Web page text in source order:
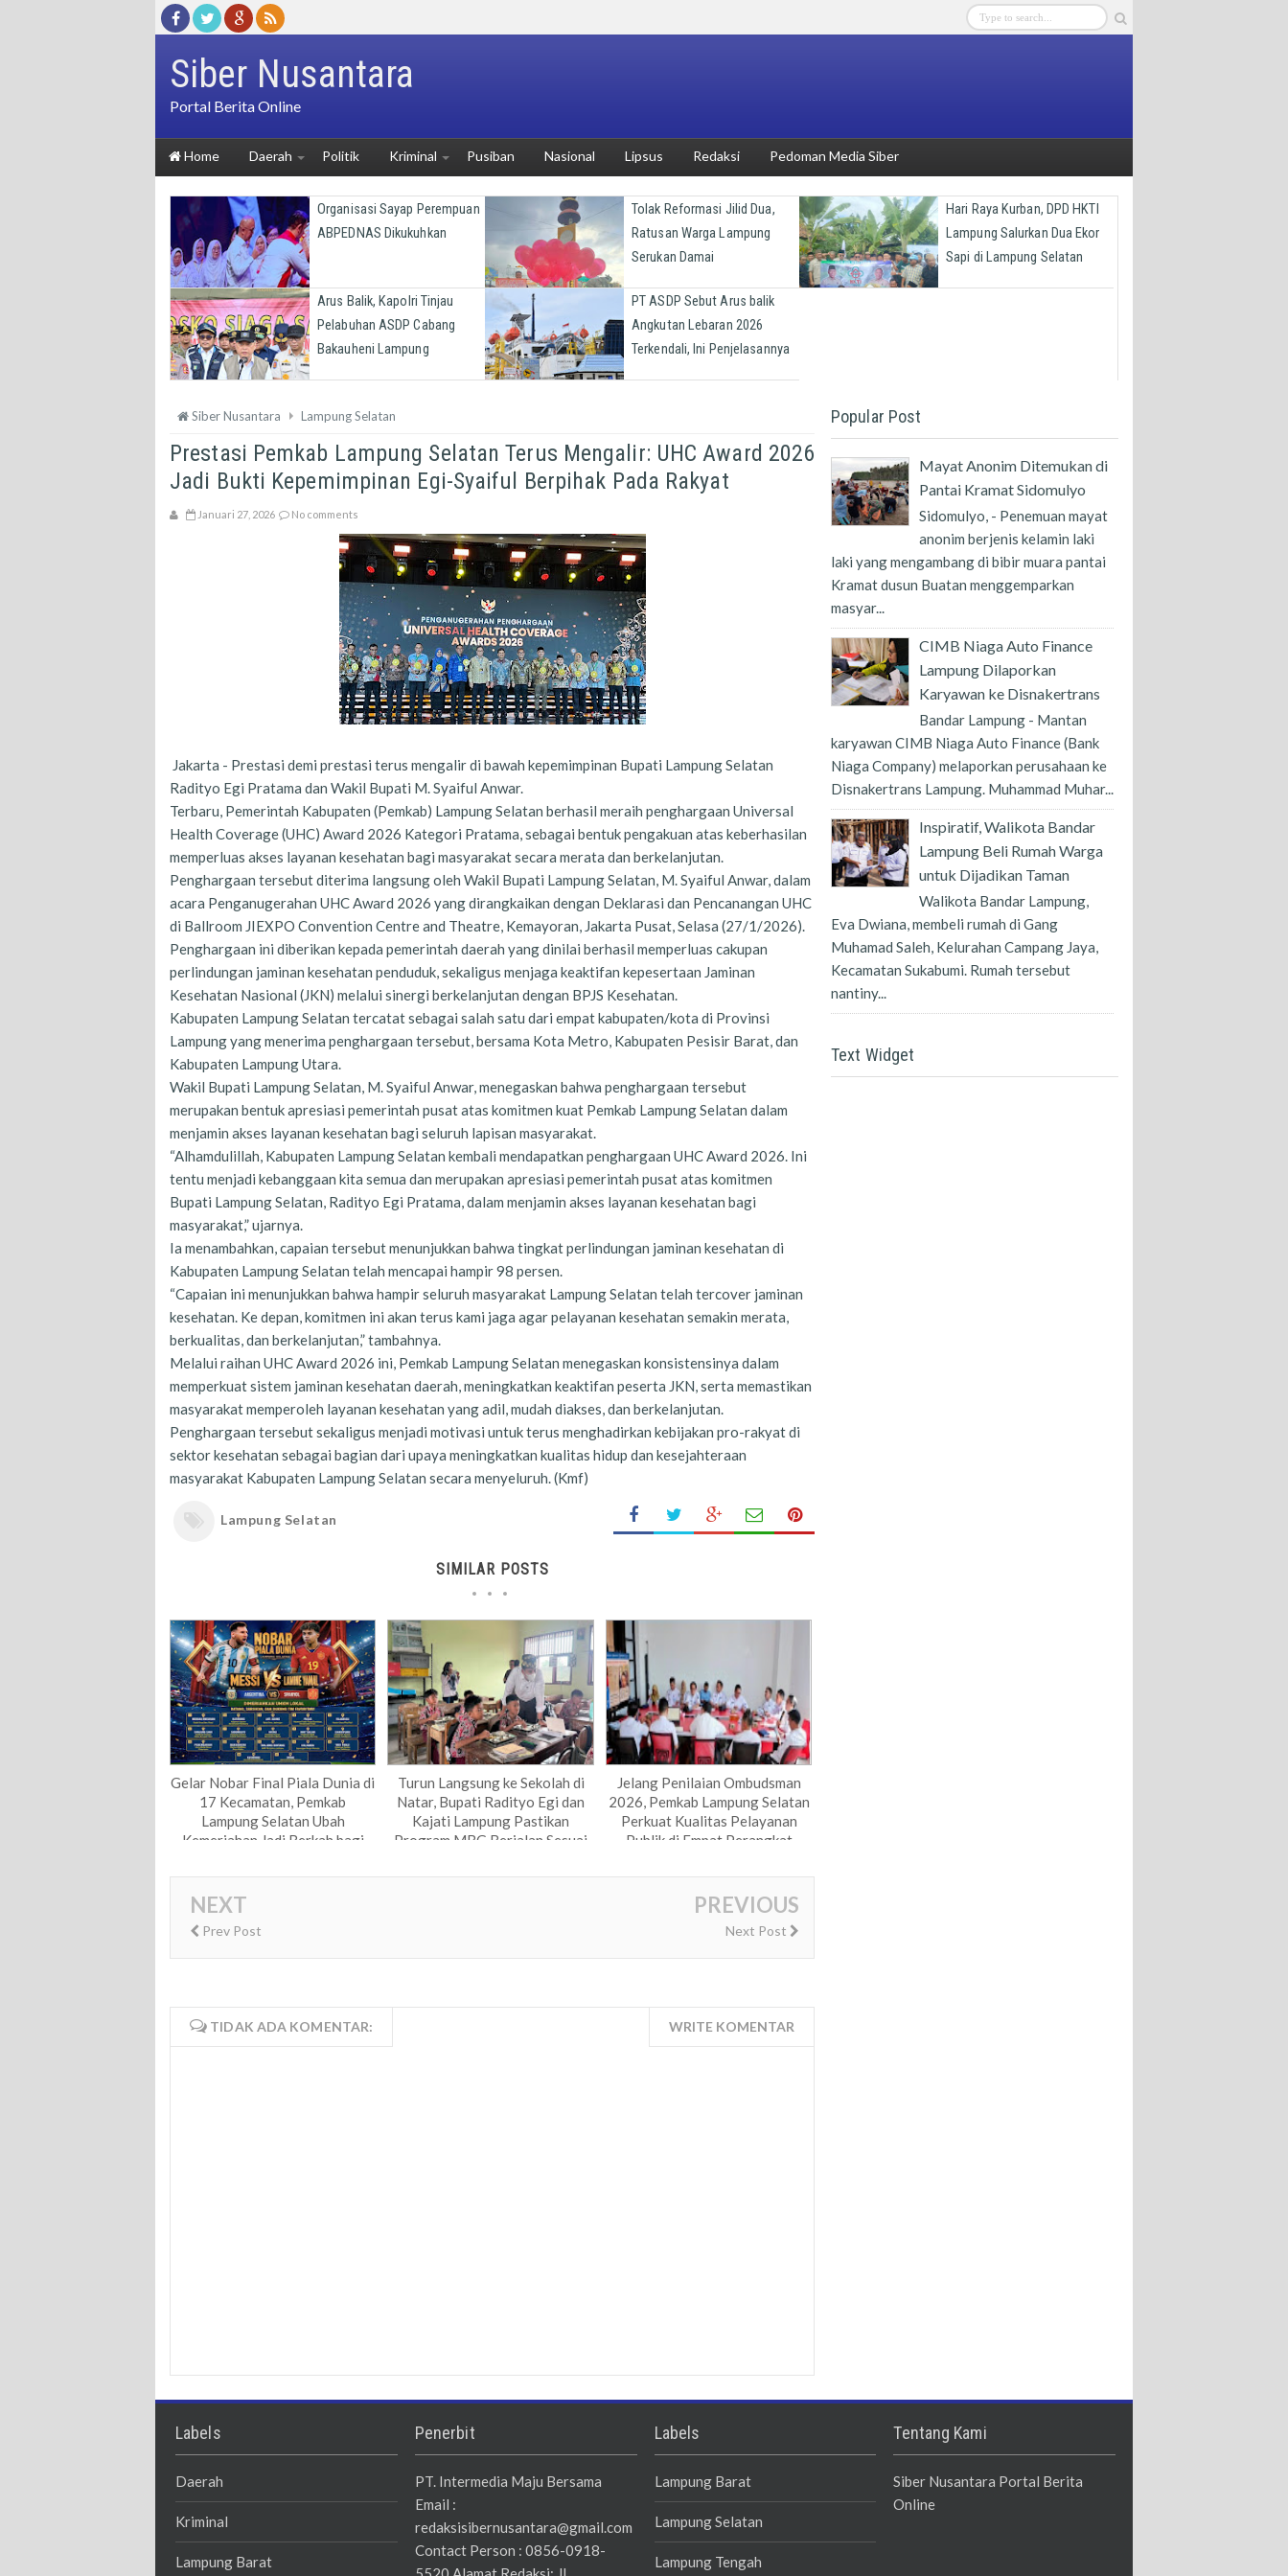
Siber Nusantara
Portal Berita Online
Home Daerah Politik Kriminal Pusiban Nasional Lipsus Redaksi Pedoman Media Siber
Organisasi Sayap Perempuan
ABPEDNAS Dikukuhkan
Tolak Reformasi Jilid Dua,
Ratusan Warga Lampung
Serukan Damai
Hari Raya Kurban, DPD HKTI
Lampung Salurkan Dua Ekor
Sapi di Lampung Selatan
Arus Balik, Kapolri Tinjau
Pelabuhan ASDP Cabang
Bakauheni Lampung
PT ASDP Sebut Arus balik
Angkutan Lebaran 2026
Terkendali, Ini Penjelasannya
Siber Nusantara Lampung Selatan
Prestasi Pemkab Lampung Selatan Terus Mengalir: UHC Award 2026
Jadi Bukti Kepemimpinan Egi-Syaiful Berpihak Pada Rakyat
Januari 27, 2026 No comments
Jakarta - Prestasi demi prestasi terus mengalir di bawah kepemimpinan Bupati Lampung Selatan
Radityo Egi Pratama dan Wakil Bupati M. Syaiful Anwar.
Terbaru, Pemerintah Kabupaten (Pemkab) Lampung Selatan berhasil meraih penghargaan Universal
Health Coverage (UHC) Award 2026 Kategori Pratama, sebagai bentuk pengakuan atas keberhasilan
memperluas akses layanan kesehatan bagi masyarakat secara merata dan berkelanjutan.
Penghargaan tersebut diterima langsung oleh Wakil Bupati Lampung Selatan, M. Syaiful Anwar, dalam
acara Penganugerahan UHC Award 2026 yang dirangkaikan dengan Deklarasi dan Pencanangan UHC
di Ballroom JIEXPO Convention Centre and Theatre, Kemayoran, Jakarta Pusat, Selasa (27/1/2026).
Penghargaan ini diberikan kepada pemerintah daerah yang dinilai berhasil memperluas cakupan
perlindungan jaminan kesehatan penduduk, sekaligus menjaga keaktifan kepesertaan Jaminan
Kesehatan Nasional (JKN) melalui sinergi berkelanjutan dengan BPJS Kesehatan.
Kabupaten Lampung Selatan tercatat sebagai salah satu dari empat kabupaten/kota di Provinsi
Lampung yang menerima penghargaan tersebut, bersama Kota Metro, Kabupaten Pesisir Barat, dan
Kabupaten Lampung Utara.
Wakil Bupati Lampung Selatan, M. Syaiful Anwar, menegaskan bahwa penghargaan tersebut
merupakan bentuk apresiasi pemerintah pusat atas komitmen kuat Pemkab Lampung Selatan dalam
menjamin akses layanan kesehatan bagi seluruh lapisan masyarakat.
“Alhamdulillah, Kabupaten Lampung Selatan kembali mendapatkan penghargaan UHC Award 2026. Ini
tentu menjadi kebanggaan kita semua dan merupakan apresiasi pemerintah pusat atas komitmen
Bupati Lampung Selatan, Radityo Egi Pratama, dalam menjamin akses layanan kesehatan bagi
masyarakat,” ujarnya.
Ia menambahkan, capaian tersebut menunjukkan bahwa tingkat perlindungan jaminan kesehatan di
Kabupaten Lampung Selatan telah mencapai hampir 98 persen.
“Capaian ini menunjukkan bahwa hampir seluruh masyarakat Lampung Selatan telah tercover jaminan
kesehatan. Ke depan, komitmen ini akan terus kami jaga agar pelayanan kesehatan semakin merata,
berkualitas, dan berkelanjutan,” tambahnya.
Melalui raihan UHC Award 2026 ini, Pemkab Lampung Selatan menegaskan konsistensinya dalam
memperkuat sistem jaminan kesehatan daerah, meningkatkan keaktifan peserta JKN, serta memastikan
masyarakat memperoleh layanan kesehatan yang adil, mudah diakses, dan berkelanjutan.
Penghargaan tersebut sekaligus menjadi motivasi untuk terus menghadirkan kebijakan pro-rakyat di
sektor kesehatan sebagai bagian dari upaya meningkatkan kualitas hidup dan kesejahteraan
masyarakat Kabupaten Lampung Selatan secara menyeluruh. (Kmf)
Lampung Selatan
SIMILAR POSTS
Gelar Nobar Final Piala Dunia di
17 Kecamatan, Pemkab
Lampung Selatan Ubah
Kemeriahan Jadi Berkah bagi
Turun Langsung ke Sekolah di
Natar, Bupati Radityo Egi dan
Kajati Lampung Pastikan
Program MBG Berjalan Sesuai
Jelang Penilaian Ombudsman
2026, Pemkab Lampung Selatan
Perkuat Kualitas Pelayanan
Publik di Empat Perangkat
NEXT
Prev Post
PREVIOUS
Next Post
TIDAK ADA KOMENTAR: WRITE KOMENTAR
Popular Post
Mayat Anonim Ditemukan di
Pantai Kramat Sidomulyo
Sidomulyo, - Penemuan mayat
anonim berjenis kelamin laki
laki yang mengambang di bibir muara pantai
Kramat dusun Buatan menggemparkan
masyar...
CIMB Niaga Auto Finance
Lampung Dilaporkan
Karyawan ke Disnakertrans
Bandar Lampung - Mantan
karyawan CIMB Niaga Auto Finance (Bank
Niaga Company) melaporkan perusahaan ke
Disnakertrans Lampung. Muhammad Muhar...
Inspiratif, Walikota Bandar
Lampung Beli Rumah Warga
untuk Dijadikan Taman
Walikota Bandar Lampung,
Eva Dwiana, membeli rumah di Gang
Muhamad Saleh, Kelurahan Campang Jaya,
Kecamatan Sukabumi. Rumah tersebut
nantiny...
Text Widget
Labels
Daerah
Kriminal
Lampung Barat
Penerbit
PT. Intermedia Maju Bersama
Email :
redaksisibernusantara@gmail.com
Contact Person : 0856-0918-
Labels
Lampung Barat
Lampung Selatan
Lampung Tengah
Tentang Kami
Siber Nusantara Portal Berita
Online